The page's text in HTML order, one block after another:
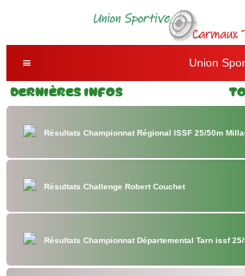
Union
Dernières Infos
Résultats Championnat Régional ISSF 25/50m
Résultats Challenge Robert Couchet
Résultats Championnat Départemental Tarn issf